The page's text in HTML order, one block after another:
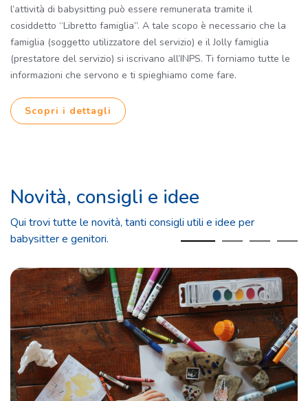
l’attività di babysitting può essere remunerata tramite il
cosiddetto “Libretto famiglia”. A tale scopo è necessario che la
famiglia (soggetto utilizzatore del servizio) e il Jolly famiglia
(prestatore del servizio) si iscrivano all’INPS. Ti forniamo tutte le
informazioni che servono e ti spieghiamo come fare.
Scopri i dettagli
Novità, consigli e idee
Qui trovi tutte le novità, tanti consigli utili e idee per
babysitter e genitori.